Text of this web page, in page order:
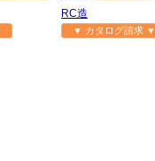
RC造
▼ カタログ請求 ▼